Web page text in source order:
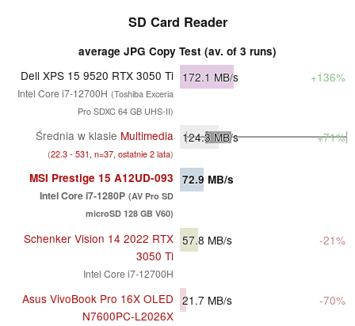
SD Card Reader
average JPG Copy Test (av. of 3 runs)
Dell XPS 15 9520 RTX 3050 Ti
Intel Core i7-12700H (Toshiba Exceria
Pro SDXC 64 GB UHS-II)
172.1 MB/s +136%
Średnia w klasie Multimedia
(22.3 - 531, n=37, ostatnie 2 lata)
124.3 MB/s +71%
MSI Prestige 15 A12UD-093
Intel Core i7-1280P (AV Pro SD
microSD 128 GB V60)
72.9 MB/s
Schenker Vision 14 2022 RTX
3050 Ti
Intel Core i7-12700H
57.8 MB/s -21%
Asus VivoBook Pro 16X OLED
N7600PC-L2026X
21.7 MB/s -70%